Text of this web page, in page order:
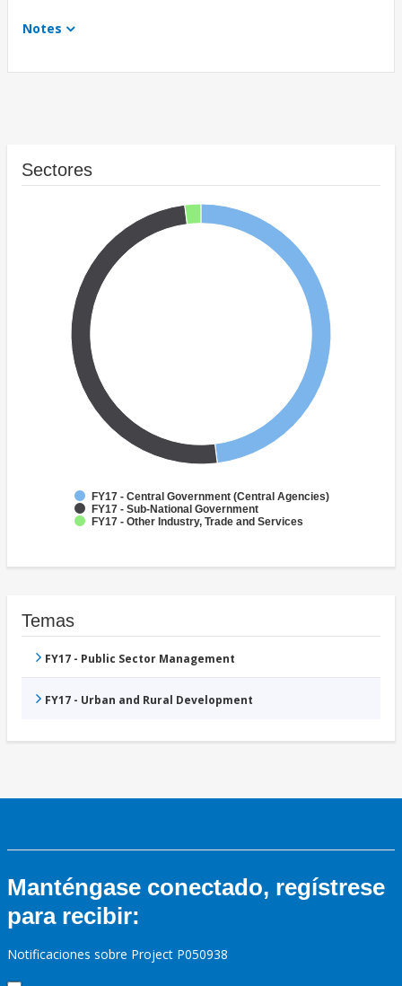
Notes
Sectores
FY17 - Central Government (Central Agencies)
FY17 - Sub-National Government
FY17 - Other Industry, Trade and Services
Temas
FY17 - Public Sector Management
FY17 - Urban and Rural Development
Manténgase conectado, regístrese
para recibir:
Notificaciones sobre Project P050938